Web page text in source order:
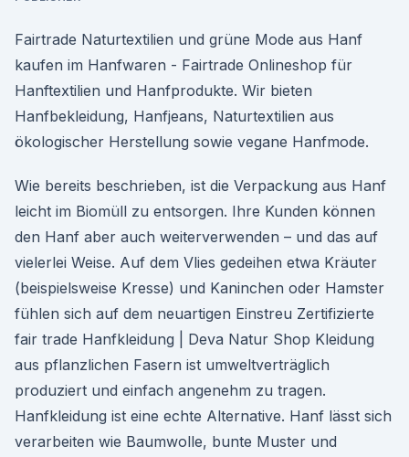
Fairtrade Naturtextilien und grüne Mode aus Hanf
kaufen im Hanfwaren - Fairtrade Onlineshop für
Hanftextilien und Hanfprodukte. Wir bieten
Hanfbekleidung, Hanfjeans, Naturtextilien aus
ökologischer Herstellung sowie vegane Hanfmode.
Wie bereits beschrieben, ist die Verpackung aus Hanf
leicht im Biomüll zu entsorgen. Ihre Kunden können
den Hanf aber auch weiterverwenden – und das auf
vielerlei Weise. Auf dem Vlies gedeihen etwa Kräuter
(beispielsweise Kresse) und Kaninchen oder Hamster
fühlen sich auf dem neuartigen Einstreu Zertifizierte
fair trade Hanfkleidung | Deva Natur Shop Kleidung
aus pflanzlichen Fasern ist umweltverträglich
produziert und einfach angenehm zu tragen.
Hanfkleidung ist eine echte Alternative. Hanf lässt sich
verarbeiten wie Baumwolle, bunte Muster und